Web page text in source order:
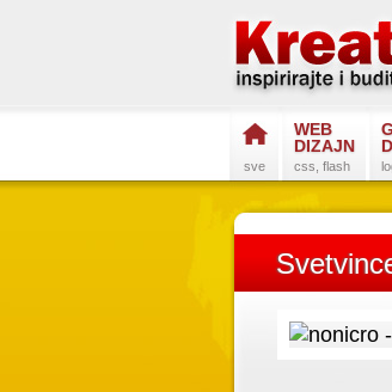
sve
WEB
DIZAJN
css, flash